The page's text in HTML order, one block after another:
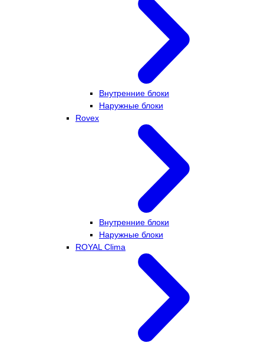
Внутренние блоки
Наружные блоки
Rovex
Внутренние блоки
Наружные блоки
ROYAL Clima